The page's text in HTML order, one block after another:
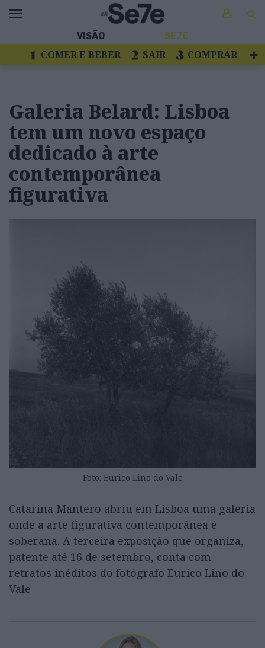
VISÃO SE7E
COMER E BEBER SAIR
COMPRAR
Galeria Belard: Lisboa
tem um novo espaço
dedicado à arte
contemporânea
figurativa
Foto: Eurico Lino do Vale
Catarina Mantero abriu em Lisboa uma galeria
onde a arte figurativa contemporânea é
soberana. A terceira exposição que organiza,
patente até 16 de setembro, conta com
retratos inéditos do fotógrafo Eurico Lino do
Vale